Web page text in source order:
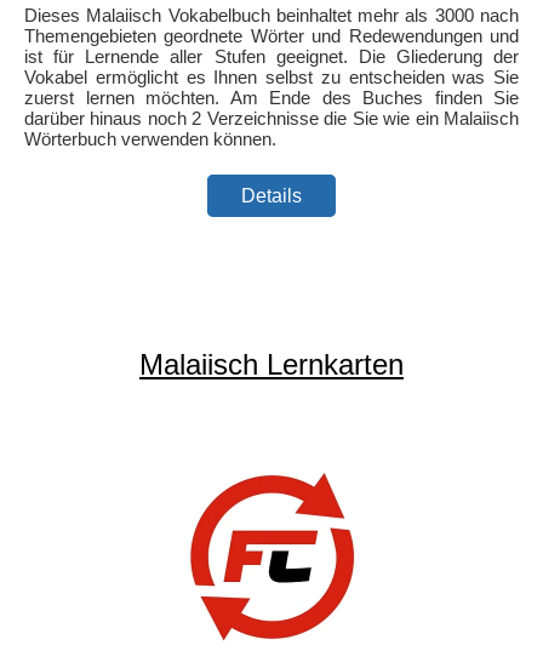
Dieses Malaiisch Vokabelbuch beinhaltet mehr als 3000 nach
Themengebieten geordnete Wörter und Redewendungen und
ist für Lernende aller Stufen geeignet. Die Gliederung der
Vokabel ermöglicht es Ihnen selbst zu entscheiden was Sie
zuerst lernen möchten. Am Ende des Buches finden Sie
darüber hinaus noch 2 Verzeichnisse die Sie wie ein Malaiisch
Wörterbuch verwenden können.
Details
Malaiisch Lernkarten